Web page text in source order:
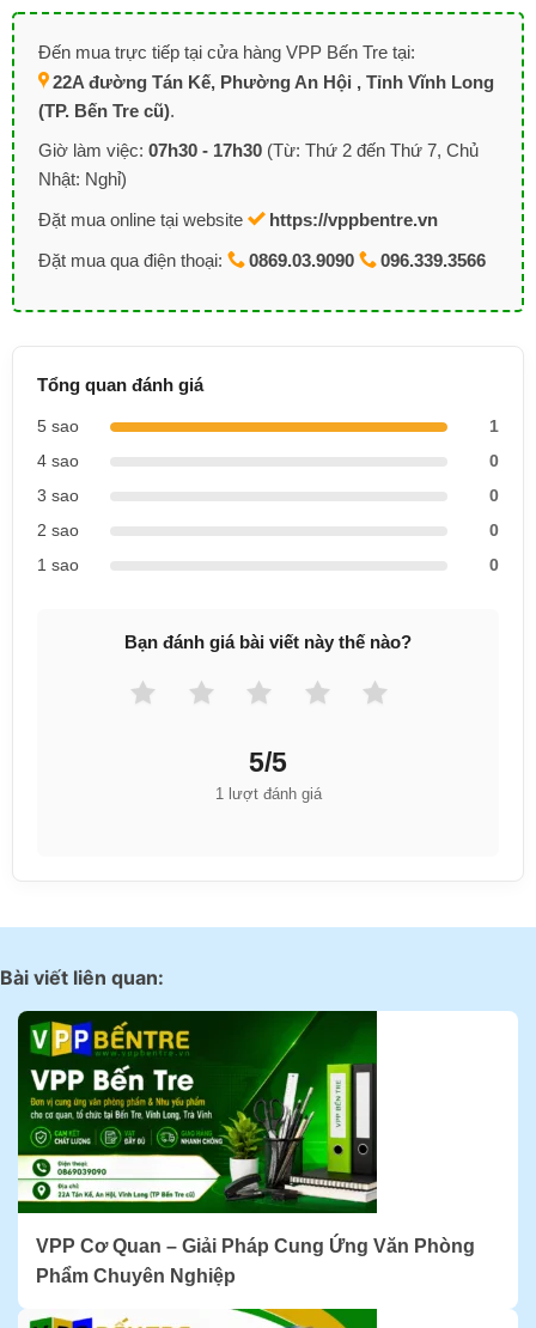
Đến mua trực tiếp tại cửa hàng VPP Bến Tre tại:
22A đường Tán Kế, Phường An Hội , Tỉnh Vĩnh Long
(TP. Bến Tre cũ).
Giờ làm việc: 07h30 - 17h30 (Từ: Thứ 2 đến Thứ 7, Chủ
Nhật: Nghỉ)
Đặt mua online tại website
https://vppbentre.vn
Đặt mua qua điện thoại:
0869.03.9090 096.339.3566
Tổng quan đánh giá
5 sao
1
4 sao
0
3 sao
0
2 sao
0
1 sao
0
Bạn đánh giá bài viết này thế nào?
5/5
1 lượt đánh giá
Bài viết liên quan:
VPP Cơ Quan – Giải Pháp Cung Ứng Văn Phòng
Phẩm Chuyên Nghiệp